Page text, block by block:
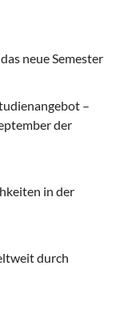
neue Semester
–
der
in der
durch